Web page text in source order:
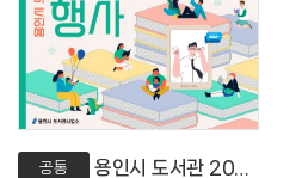
공통 용인시 도서관 2024년 2월 독서문화행사